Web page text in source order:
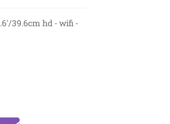
39.6cm hd - wifi -